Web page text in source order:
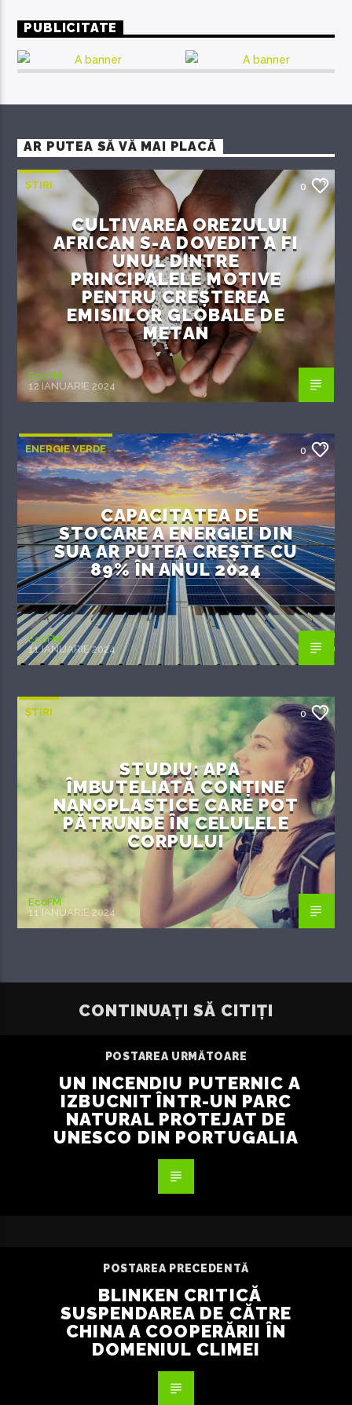
PUBLICITATE
AR PUTEA SĂ VĂ MAI PLACĂ
ȘTIRI 0
CULTIVAREA OREZULUI
AFRICAN S-A DOVEDIT A FI
UNUL DINTRE
PRINCIPALELE MOTIVE
PENTRU CREȘTEREA
EMISIILOR GLOBALE DE
METAN
EcoFM
12 IANUARIE 2024
ENERGIE VERDE 0
CAPACITATEA DE
STOCARE A ENERGIEI DIN
SUA AR PUTEA CREȘTE CU
89% ÎN ANUL 2024
EcoFM
11 IANUARIE 2024
ȘTIRI 0
STUDIU: APA
ÎMBUTELIATĂ CONȚINE
NANOPLASTICE CARE POT
PĂTRUNDE ÎN CELULELE
CORPULUI
EcoFM
11 IANUARIE 2024
CONTINUAȚI SĂ CITIȚI
POSTAREA URMĂTOARE
UN INCENDIU PUTERNIC A
IZBUCNIT ÎNTR-UN PARC
NATURAL PROTEJAT DE
UNESCO DIN PORTUGALIA
POSTAREA PRECEDENTĂ
BLINKEN CRITICĂ
SUSPENDAREA DE CĂTRE
CHINA A COOPERĂRII ÎN
DOMENIUL CLIMEI